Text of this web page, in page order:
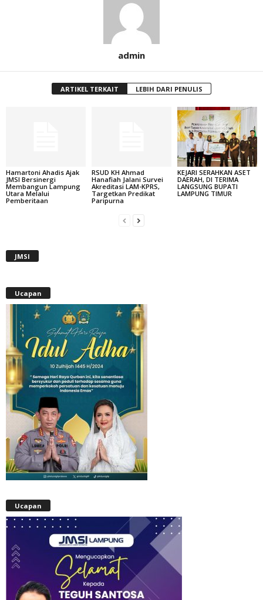
admin
ARTIKEL TERKAIT LEBIH DARI PENULIS
Hamartoni Ahadis Ajak
JMSI Bersinergi
Membangun Lampung
Utara Melalui
Pemberitaan
RSUD KH Ahmad
Hanafiah Jalani Survei
Akreditasi LAM-KPRS,
Targetkan Predikat
Paripurna
KEJARI SERAHKAN ASET
DAERAH, DI TERIMA
LANGSUNG BUPATI
LAMPUNG TIMUR
JMSI
Ucapan
Ucapan